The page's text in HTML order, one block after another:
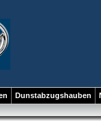
Dunstabzugshauben